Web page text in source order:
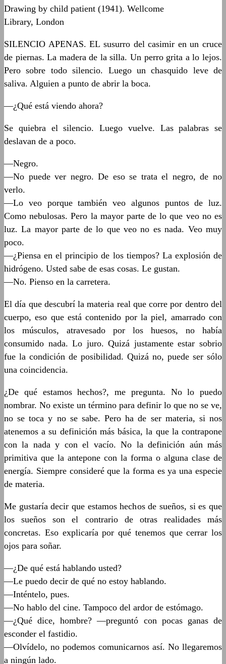
Drawing by child patient (1941). Wellcome
Library, London
SILENCIO APENAS. EL susurro del casimir en un cruce
de piernas. La madera de la silla. Un perro grita a lo lejos.
Pero sobre todo silencio. Luego un chasquido leve de
saliva. Alguien a punto de abrir la boca.
—¿Qué está viendo ahora?
Se quiebra el silencio. Luego vuelve. Las palabras se
deslavan de a poco.
—Negro.
—No puede ver negro. De eso se trata el negro, de no
verlo.
—Lo veo porque también veo algunos puntos de luz.
Como nebulosas. Pero la mayor parte de lo que veo no es
luz. La mayor parte de lo que veo no es nada. Veo muy
poco.
—¿Piensa en el principio de los tiempos? La explosión de
hidrógeno. Usted sabe de esas cosas. Le gustan.
—No. Pienso en la carretera.
El día que descubrí la materia real que corre por dentro del
cuerpo, eso que está contenido por la piel, amarrado con
los músculos, atravesado por los huesos, no había
consumido nada. Lo juro. Quizá justamente estar sobrio
fue la condición de posibilidad. Quizá no, puede ser sólo
una coincidencia.
¿De qué estamos hechos?, me pregunta. No lo puedo
nombrar. No existe un término para definir lo que no se ve,
no se toca y no se sabe. Pero ha de ser materia, si nos
atenemos a su definición más básica, la que la contrapone
con la nada y con el vacío. No la definición aún más
primitiva que la antepone con la forma o alguna clase de
energía. Siempre consideré que la forma es ya una especie
de materia.
Me gustaría decir que estamos hechos de sueños, si es que
los sueños son el contrario de otras realidades más
concretas. Eso explicaría por qué tenemos que cerrar los
ojos para soñar.
—¿De qué está hablando usted?
—Le puedo decir de qué no estoy hablando.
—Inténtelo, pues.
—No hablo del cine. Tampoco del ardor de estómago.
—¿Qué dice, hombre? —preguntó con pocas ganas de
esconder el fastidio.
—Olvídelo, no podemos comunicarnos así. No llegaremos
a ningún lado.